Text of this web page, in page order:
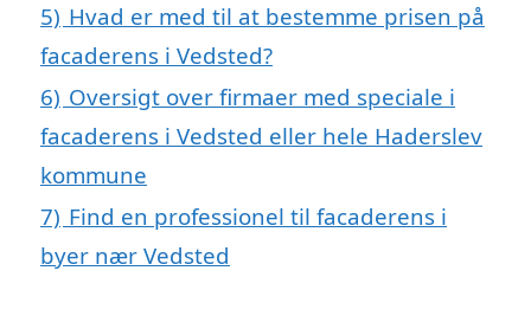
5) Hvad er med til at bestemme prisen på
facaderens i Vedsted?
6) Oversigt over firmaer med speciale i
facaderens i Vedsted eller hele Haderslev
kommune
7) Find en professionel til facaderens i
byer nær Vedsted